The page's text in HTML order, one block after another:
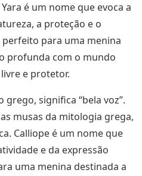
é um nome que evoca a
a proteção e o
perfeito para uma menina
profunda com o mundo
e protetor.
grego, significa “bela voz”.
musas da mitologia grega,
Calliope é um nome que
e da expressão
uma menina destinada a